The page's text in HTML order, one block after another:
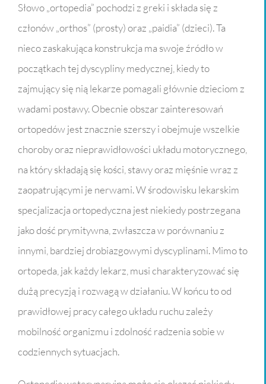
Słowo „ortopedia” pochodzi z greki i składa się z
członów „orthos” (prosty) oraz „paidia” (dzieci). Ta
nieco zaskakująca konstrukcja ma swoje źródło w
początkach tej dyscypliny medycznej, kiedy to
zajmujący się nią lekarze pomagali głównie dzieciom z
wadami postawy. Obecnie obszar zainteresowań
ortopedów jest znacznie szerszy i obejmuje wszelkie
choroby oraz nieprawidłowości układu motorycznego,
na który składają się kości, stawy oraz mięśnie wraz z
zaopatrującymi je nerwami. W środowisku lekarskim
specjalizacja ortopedyczna jest niekiedy postrzegana
jako dość prymitywna, zwłaszcza w porównaniu z
innymi, bardziej drobiazgowymi dyscyplinami. Mimo to
ortopeda, jak każdy lekarz, musi charakteryzować się
dużą precyzją i rozwagą w działaniu. W końcu to od
prawidłowej pracy całego układu ruchu zależy
mobilność organizmu i zdolność radzenia sobie w
codziennych sytuacjach.